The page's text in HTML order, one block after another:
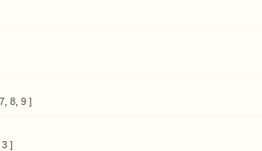
7 ,8 ,9 ]
,3 ]